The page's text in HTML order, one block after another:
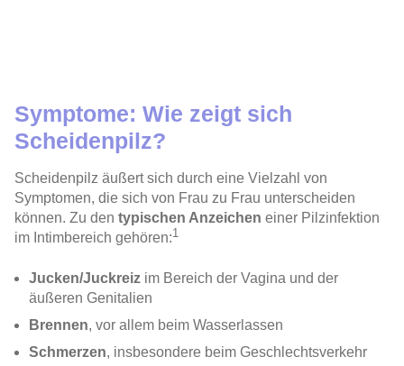
Symptome: Wie zeigt sich
Scheidenpilz?
Scheidenpilz äußert sich durch eine Vielzahl von
Symptomen, die sich von Frau zu Frau unterscheiden
können. Zu den typischen Anzeichen einer Pilzinfektion
im Intimbereich gehören:1
Jucken/Juckreiz im Bereich der Vagina und der
äußeren Genitalien
Brennen, vor allem beim Wasserlassen
Schmerzen, insbesondere beim Geschlechtsverkehr